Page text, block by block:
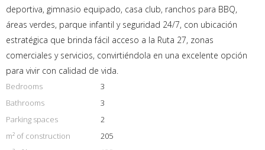
deportiva, gimnasio equipado, casa club, ranchos para BBQ,
áreas verdes, parque infantil y seguridad 24/7, con ubicación
estratégica que brinda fácil acceso a la Ruta 27, zonas
comerciales y servicios, convirtiéndola en una excelente opción
para vivir con calidad de vida.
Bedrooms
3
Bathrooms
3
Parking spaces
2
m² of construction
205